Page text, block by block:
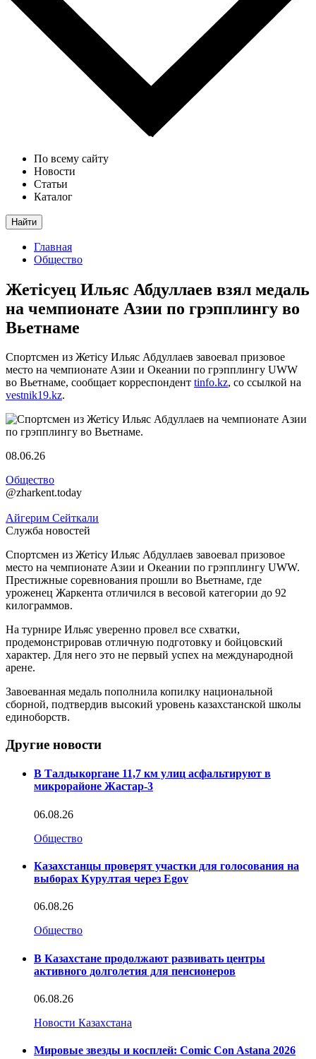
По всему сайту
Новости
Статьи
Каталог
Найти
Главная
Общество
Жетісуец Ильяс Абдуллаев взял медаль
на чемпионате Азии по грэпплингу во
Вьетнаме
Спортсмен из Жетісу Ильяс Абдуллаев завоевал призовое
место на чемпионате Азии и Океании по грэпплингу UWW
во Вьетнаме, сообщает корреспондент tinfo.kz, со ссылкой на
vestnik19.kz.
08.06.26
Общество
@zharkent.today
Айгерим Сейткали
Служба новостей
Спортсмен из Жетісу Ильяс Абдуллаев завоевал призовое
место на чемпионате Азии и Океании по грэпплингу UWW.
Престижные соревнования прошли во Вьетнаме, где
уроженец Жаркента отличился в весовой категории до 92
килограммов.
На турнире Ильяс уверенно провел все схватки,
продемонстрировав отличную подготовку и бойцовский
характер. Для него это не первый успех на международной
арене.
Завоеванная медаль пополнила копилку национальной
сборной, подтвердив высокий уровень казахстанской школы
единоборств.
Другие новости
В Талдыкоргане 11,7 км улиц асфальтируют в
микрорайоне Жастар-3
06.08.26
Общество
Казахстанцы проверят участки для голосования на
выборах Курултая через Egov
06.08.26
Общество
В Казахстане продолжают развивать центры
активного долголетия для пенсионеров
06.08.26
Новости Казахстана
Мировые звезды и косплей: Comic Con Astana 2026